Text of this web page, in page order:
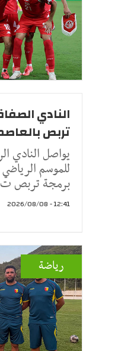
النادي
تربص بالعاصمة و3 وديات
يواصل النادي
للموسم
برمجة تربص ت
12:41 - 2026/08/08
رياضة